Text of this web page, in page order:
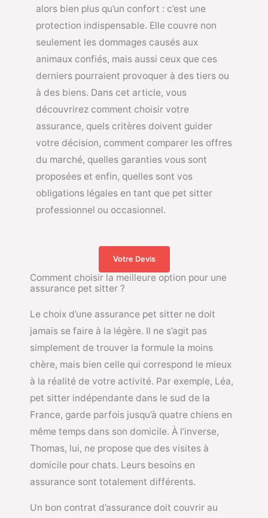
alors bien plus qu’un confort : c’est une
protection indispensable. Elle couvre non
seulement les dommages causés aux
animaux confiés, mais aussi ceux que ces
derniers pourraient provoquer à des tiers ou
à des biens. Dans cet article, vous
découvrirez comment choisir votre
assurance, quels critères doivent guider
votre décision, comment comparer les offres
du marché, quelles garanties vous sont
proposées et enfin, quelles sont vos
obligations légales en tant que pet sitter
professionnel ou occasionnel.
Votre Devis
Comment choisir la meilleure option pour une
assurance pet sitter ?
Le choix d’une assurance pet sitter ne doit
jamais se faire à la légère. Il ne s’agit pas
simplement de trouver la formule la moins
chère, mais bien celle qui correspond le mieux
à la réalité de votre activité. Par exemple, Léa,
pet sitter indépendante dans le sud de la
France, garde parfois jusqu’à quatre chiens en
même temps dans son domicile. À l’inverse,
Thomas, lui, ne propose que des visites à
domicile pour chats. Leurs besoins en
assurance sont totalement différents.
Un bon contrat d’assurance doit couvrir au